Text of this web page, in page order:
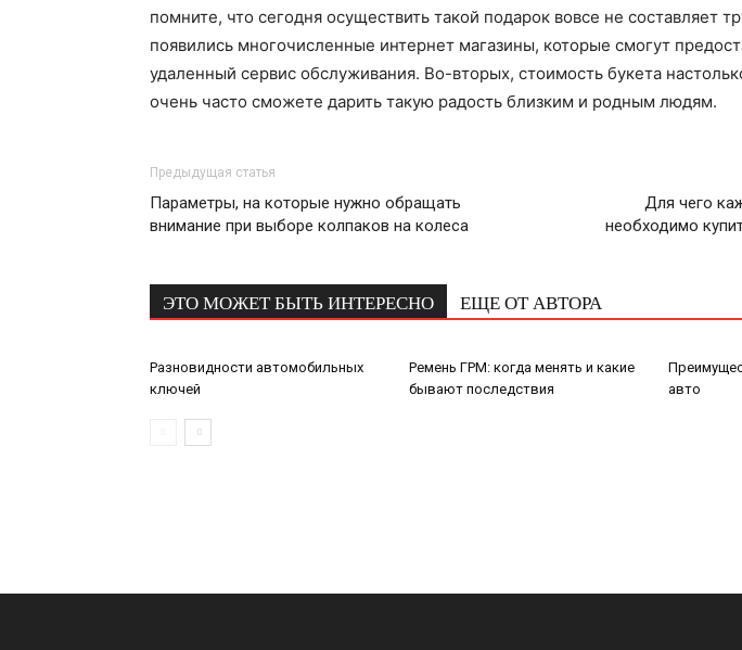
помните, что сегодня осуществить такой подарок вовсе не составляет
появились многочисленные интернет магазины, которые смогут
удаленный сервис обслуживания. Во-вторых, стоимость букета
очень часто сможете дарить такую радость близким и родным людям.
Предыдущая статья
Параметры, на которые нужно обращать
внимание при выборе колпаков на колеса
Для чего
необходимо
ЭТО МОЖЕТ БЫТЬ ИНТЕРЕСНО ЕЩЕ ОТ АВТОРА
Разновидности автомобильных
ключей
Ремень ГРМ: когда менять и какие
бывают последствия
авто